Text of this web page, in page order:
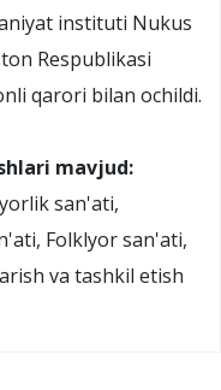
instituti Nukus
Respublikasi
qarori bilan ochildi.
mavjud:
san'ati,
Folklyor san'ati,
va tashkil etish